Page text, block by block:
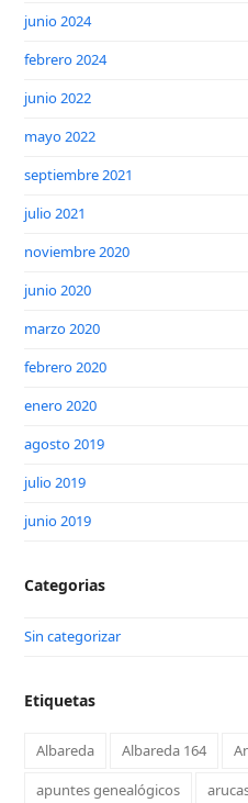
junio 2024
febrero 2024
junio 2022
mayo 2022
septiembre 2021
julio 2021
noviembre 2020
junio 2020
marzo 2020
febrero 2020
enero 2020
agosto 2019
julio 2019
junio 2019
Categorias
Sin categorizar
Etiquetas
Albareda Albareda 164
apuntes genealógicos